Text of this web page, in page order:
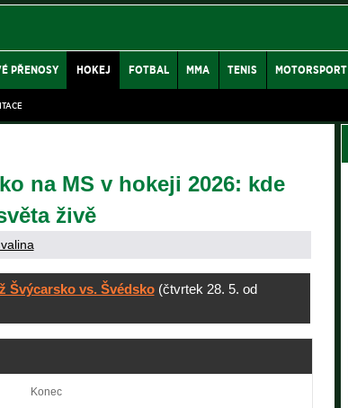
PŘENOSY HOKEJ FOTBAL MMA TENIS MOTORSPORT
na MS v hokeji 2026: kde
živě
Švýcarsko vs. Švédsko (čtvrtek 28. 5. od
Konec